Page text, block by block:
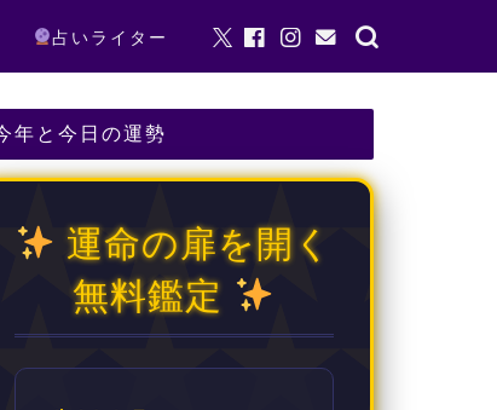
占いライター
年と今日の運勢
運命の扉を開く
無料鑑定